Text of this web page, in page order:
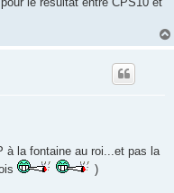
à la fontaine au roi...et pas la
)